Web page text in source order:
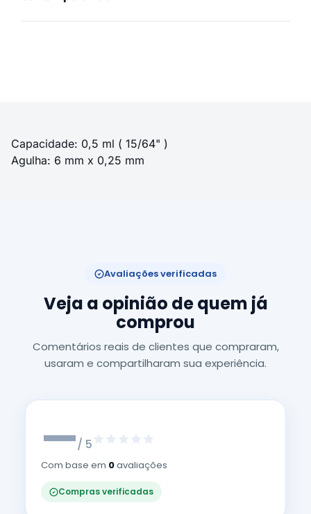
Capacidade: 0,5 ml ( 15/64" )
Agulha: 6 mm x 0,25 mm
Avaliações verificadas
Veja a opinião de quem já
comprou
Comentários reais de clientes que compraram,
usaram e compartilharam sua experiência.
—/ 5
Com base em 0avaliações
Compras verificadas